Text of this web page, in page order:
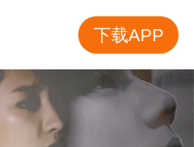
下载APP